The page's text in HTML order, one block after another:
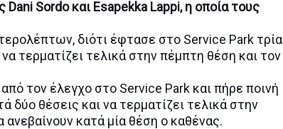
Sordo και Esapekka Lappi, η οποία τους
διότι έφτασε στο Service Park τρία
τερματίζει τελικά στην πέμπτη θέση και τον
τον έλεγχο στο Service Park και πήρε ποινή
θέσεις και να τερματίζει τελικά στην
κατά μία θέση ο καθένας.